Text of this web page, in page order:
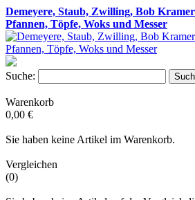
Demeyere, Staub, Zwilling, Bob
Pfannen, Töpfe, Woks und Messer
Suche:
Warenkorb
0,00 €
Sie haben keine Artikel im Warenkorb.
Vergleichen
(0)